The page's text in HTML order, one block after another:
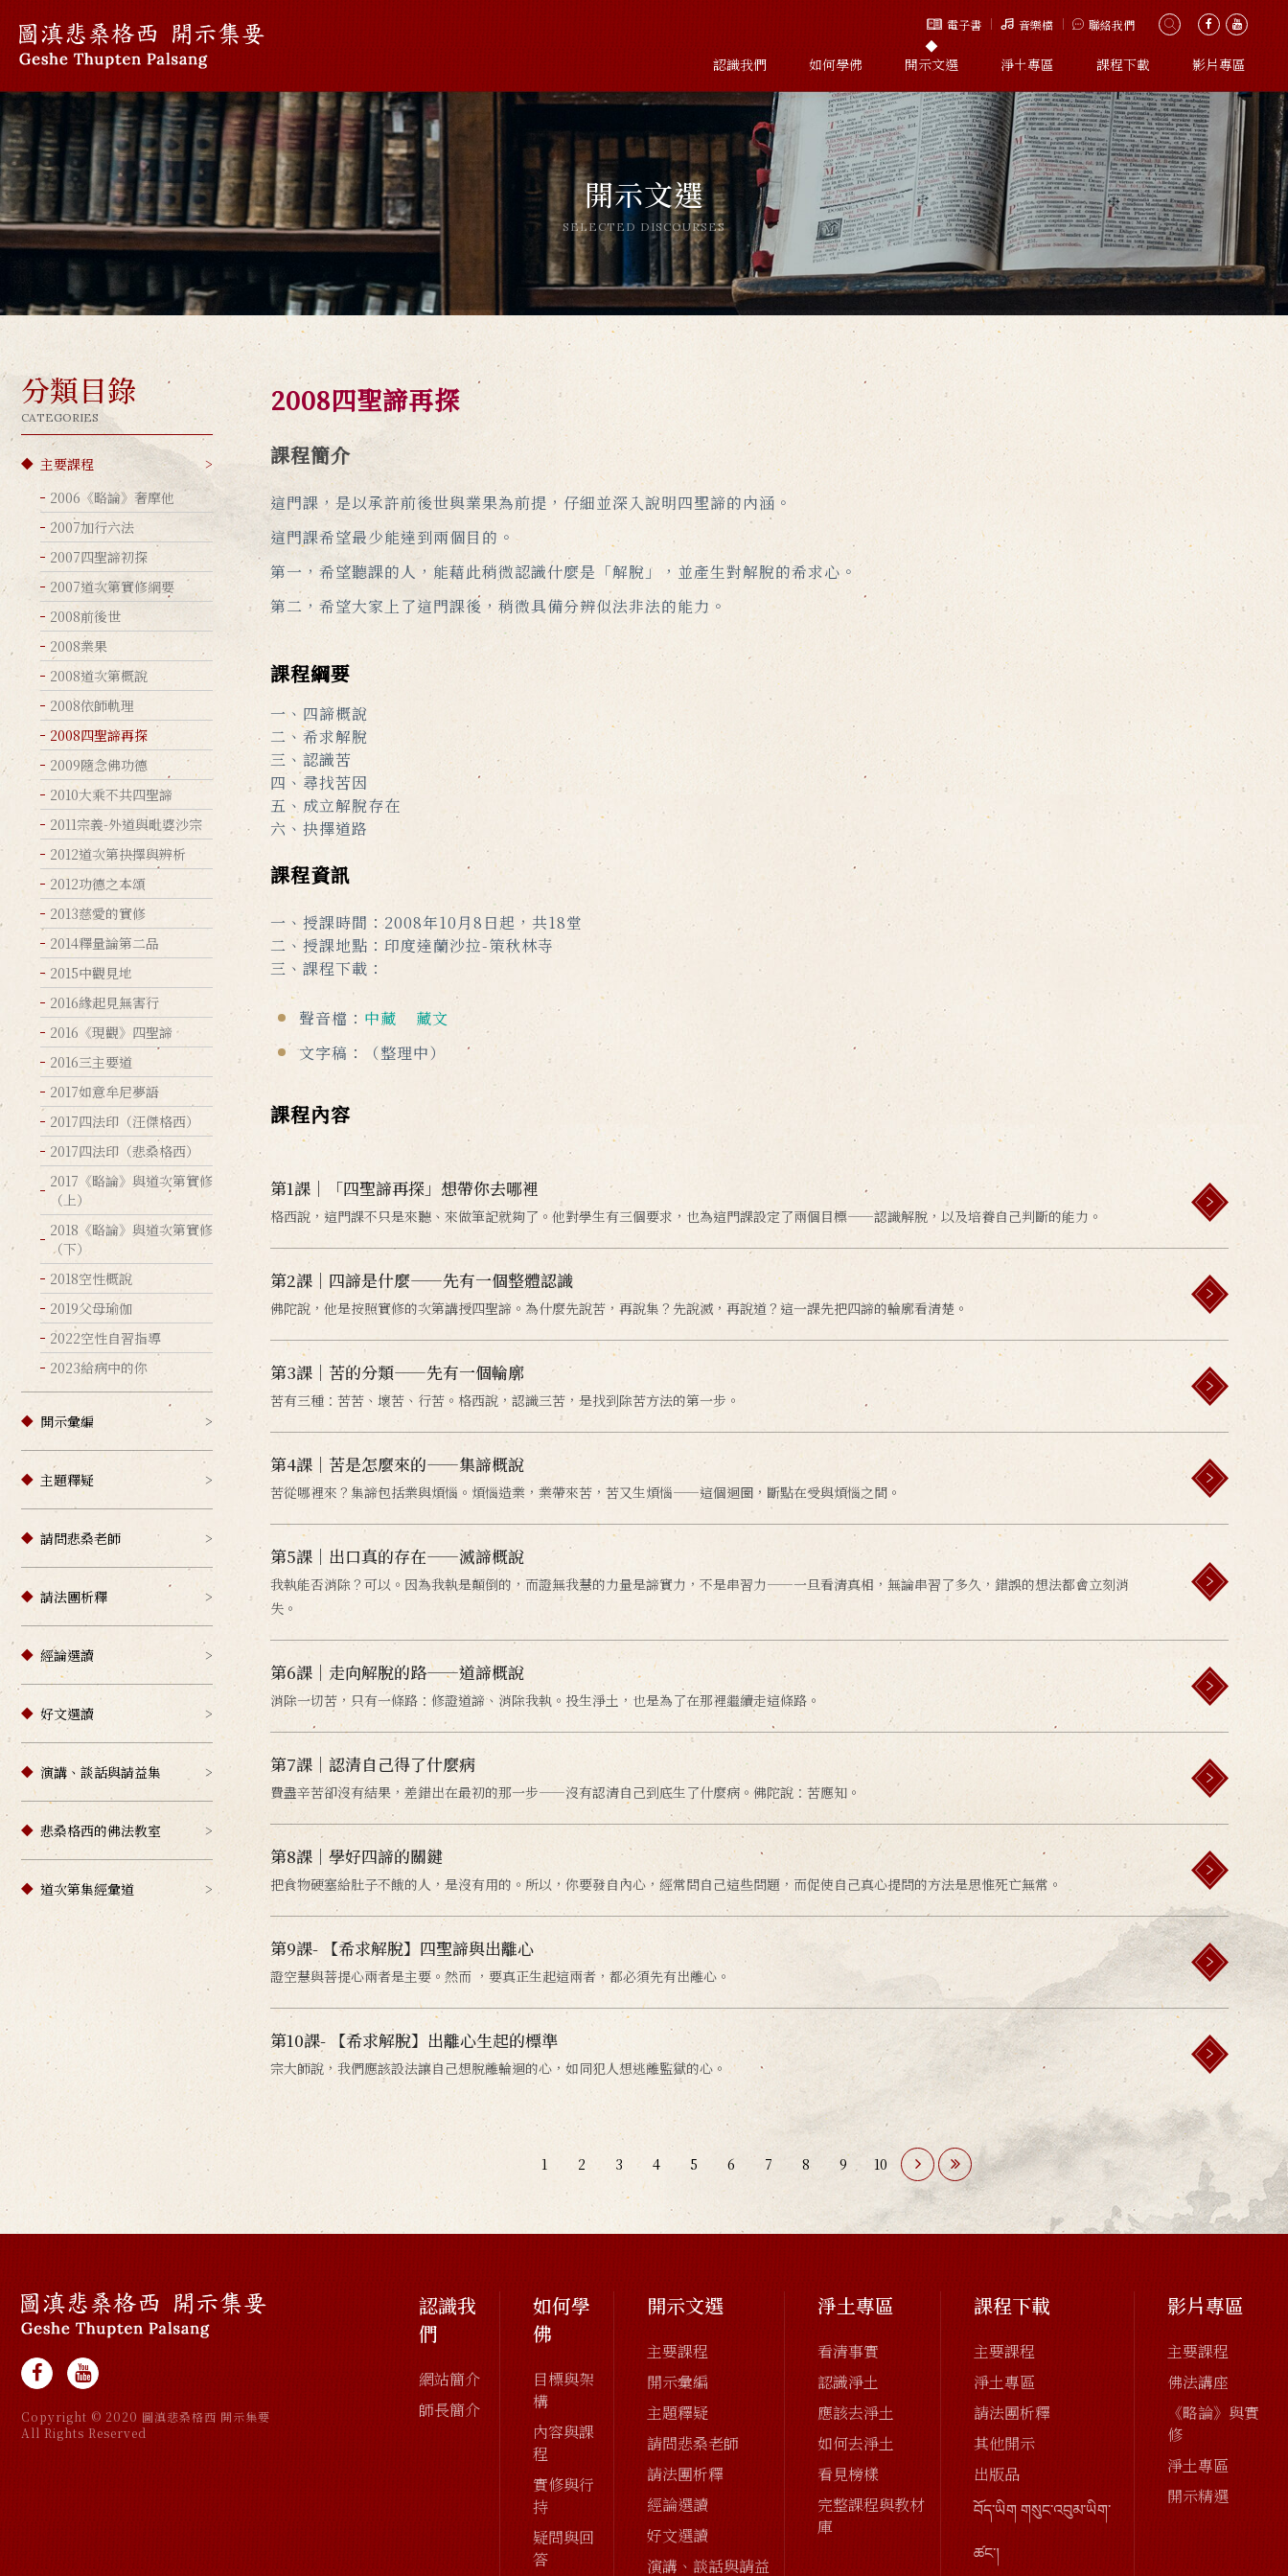
電子書 音樂檔 聯絡我們
認識我們 如何學佛 開示文選 淨土專區 課程下載 影片專區
開示文選
SELECTED DISCOURSES
分類目錄
CATEGORIES
主要課程
2006《略論》奢摩他
2007加行六法
2007四聖諦初探
2007道次第實修綱要
2008前後世
2008業果
2008道次第概說
2008依師軌理
2008四聖諦再探
2009隨念佛功德
2010大乘不共四聖諦
2011宗義-外道與毗婆沙宗
2012道次第抉擇與辨析
2012功德之本頌
2013慈愛的實修
2014釋量論第二品
2015中觀見地
2016緣起見無害行
2016《現觀》四聖諦
2016三主要道
2017如意牟尼夢語
2017四法印（汪傑格西）
2017四法印（悲桑格西）
2017《略論》與道次第實修
（上）
2018《略論》與道次第實修
（下）
2018空性概說
2019父母瑜伽
2022空性自習指導
2023給病中的你
開示彙編
主題釋疑
請問悲桑老師
請法團析釋
經論選讀
好文選讀
演講、談話與請益集
悲桑格西的佛法教室
道次第集經彙道
2008四聖諦再探
課程簡介
這門課，是以承許前後世與業果為前提，仔細並深入說明四聖諦的內涵。
這門課希望最少能達到兩個目的。
第一，希望聽課的人，能藉此稍微認識什麼是「解脫」，並產生對解脫的希求心。
第二，希望大家上了這門課後，稍微具備分辨似法非法的能力。
課程綱要
一、四諦概說
二、希求解脫
三、認識苦
四、尋找苦因
五、成立解脫存在
六、抉擇道路
課程資訊
一、授課時間：2008年10月8日起，共18堂
二、授課地點：印度達蘭沙拉-策秋林寺
三、課程下載：
聲音檔： 中藏
藏文
文字稿：（整理中）
課程內容
第1課｜「四聖諦再探」想帶你去哪裡
格西說，這門課不只是來聽、來做筆記就夠了。他對學生有三個要求，也為這門課設定了兩個目標——認識解脫，以及培養自己判斷的能力。
第2課｜四諦是什麼——先有一個整體認識
佛陀說，他是按照實修的次第講授四聖諦。為什麼先說苦，再說集？先說滅，再說道？這一課先把四諦的輪廓看清楚。
第3課｜苦的分類——先有一個輪廓
苦有三種：苦苦、壞苦、行苦。格西說，認識三苦，是找到除苦方法的第一步。
第4課｜苦是怎麼來的——集諦概說
苦從哪裡來？集諦包括業與煩惱。煩惱造業，業帶來苦，苦又生煩惱——這個迴圈，斷點在受與煩惱之間。
第5課｜出口真的存在——滅諦概說
我執能否消除？可以。因為我執是顛倒的，而證無我慧的力量是諦實力，不是串習力——一旦看清真相，無論串習了多久，錯誤的想法都會立刻消
失。
第6課｜走向解脫的路——道諦概說
消除一切苦，只有一條路：修證道諦、消除我執。投生淨土，也是為了在那裡繼續走這條路。
第7課｜認清自己得了什麼病
費盡辛苦卻沒有結果，差錯出在最初的那一步——沒有認清自己到底生了什麼病。佛陀說：苦應知。
第8課｜學好四諦的關鍵
把食物硬塞給肚子不餓的人，是沒有用的。所以，你要發自內心，經常問自己這些問題，而促使自己真心提問的方法是思惟死亡無常。
第9課- 【希求解脫】四聖諦與出離心
證空慧與菩提心兩者是主要。然而 ，要真正生起這兩者，都必須先有出離心。
第10課- 【希求解脫】出離心生起的標準
宗大師說，我們應該設法讓自己想脫離輪迴的心，如同犯人想逃離監獄的心。
1 2 3 4 5 6 7 8 9 10
Copyright © 2020 圖滇悲桑格西 開示集要
All Rights Reserved
認識我
們
網站簡介
師長簡介
如何學
佛
目標與架
構
內容與課
程
實修與行
持
疑問與回
答
開示文選
主要課程
開示彙編
主題釋疑
請問悲桑老師
請法團析釋
經論選讀
好文選讀
演講、談話與請益
淨土專區
看清事實
認識淨土
應該去淨土
如何去淨土
看見榜樣
完整課程與教材
庫
課程下載
主要課程
淨土專區
請法團析釋
其他開示
出版品
བོད་ཡིག གསུང་འབུམ་ཡིག་
ཚང་།
影片專區
主要課程
佛法講座
《略論》與實
修
淨土專區
開示精選